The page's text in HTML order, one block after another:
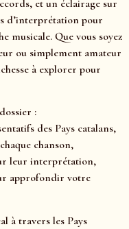
et un éclairage sur
d’interprétation pour
musicale. Que vous soyez
ou simplement amateur
à explorer pour
:
des Pays catalans,
chanson,
leur interprétation,
approfondir votre
à travers les Pays